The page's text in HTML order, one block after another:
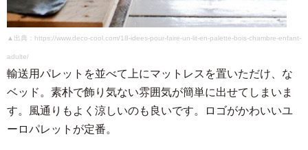
▲出典：https://www.deco-cool.com/18-idees-pour-faire-un-lit-en-palette-bois-chambre-enfant-
adulte/
輸送用パレットを並べて上にマットレスを置いただけ、な
ベッド。素朴で飾り気ない雰囲気が簡単に出せてしまいま
す。風通りもよく涼しいのも良いです。ロゴがかわいいユ
ーロパレットが定番。